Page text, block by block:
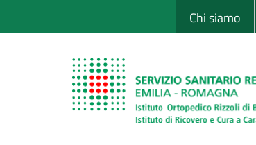
al
Sito Web Chi siamo